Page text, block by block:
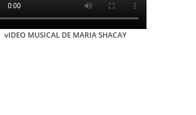
vIDEO MUSICAL DE MARIA SHACAY